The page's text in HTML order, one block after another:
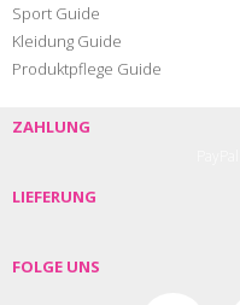
Sport Guide
Kleidung Guide
Produktpflege Guide
ZAHLUNG
LIEFERUNG
FOLGE UNS